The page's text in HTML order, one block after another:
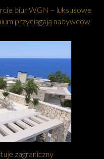
biur WGN – luksusowe
przyciągają nabywców
zagraniczny